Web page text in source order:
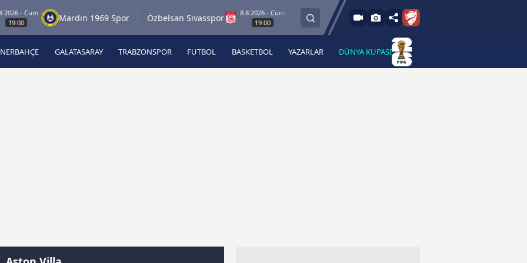
Cum
Mardin 1969 Spor Özbelsan Sivasspor
8.8.2026 - Cum
19:00
Esenler Erokspor Hesap.com Antalyaspor
Beşiktaş
A Haber
A Haber Radyo
GALATASARAY TRABZONSPOR FUTBOL BASKETBOL YAZARLAR DÜNYA KUPASI